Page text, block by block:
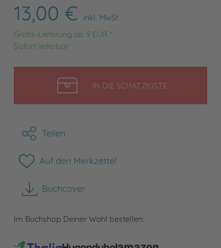
13,00 €
inkl. MwSt
Gratis-Lieferung ab 9 EUR *
Sofort lieferbar
IN DIE SCHATZKISTELEGEN
Teilen
Auf den Merkzettel
Buchcover
herunterladen
Im Buchshop Deiner Wahl bestellen: